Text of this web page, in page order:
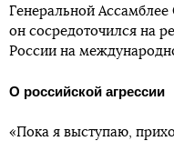
Генеральной
он сосредоточился на
России на
О российской агрессии
«Пока я выступаю,